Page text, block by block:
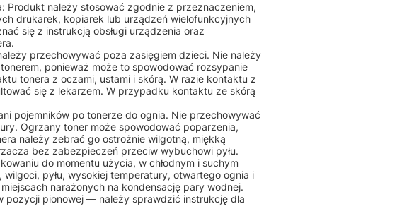
należy stosować zgodnie z przeznaczeniem,
drukarek, kopiarek lub urządzeń wielofunkcyjnych
się z instrukcją obsługi urządzenia oraz
przechowywać poza zasięgiem dzieci. Nie należy
ponieważ może to spowodować rozsypanie
tonera z oczami, ustami i skórą. W razie kontaktu z
się z lekarzem. W przypadku kontaktu ze skórą
pojemników po tonerze do ognia. Nie przechowywać
Ogrzany toner może spowodować poparzenia,
należy zebrać go ostrożnie wilgotną, miękką
bez zabezpieczeń przeciw wybuchowi pyłu.
do momentu użycia, w chłodnym i suchym
wilgoci, pyłu, wysokiej temperatury, otwartego ognia i
narażonych na kondensację pary wodnej.
pozycji pionowej — należy sprawdzić instrukcję dla